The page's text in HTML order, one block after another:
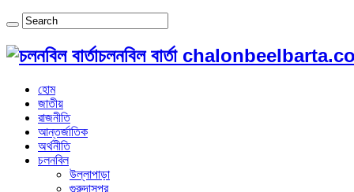
চলনবিল বার্তা
হোম
জাতীয়
রাজনীতি
আন্তর্জাতিক
অর্থনীতি
চলনবিল
উল্লাপাড়া
গুরুদাসপুর